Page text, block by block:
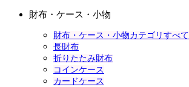
財布・ケース・小物
財布・ケース・小物カテゴリすべて
長財布
折りたたみ財布
コインケース
カードケース